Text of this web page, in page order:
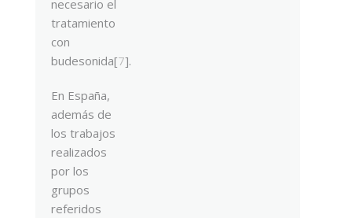
necesario el
tratamiento
con
budesonida[7].
En España,
además de
los trabajos
realizados
por los
grupos
referidos